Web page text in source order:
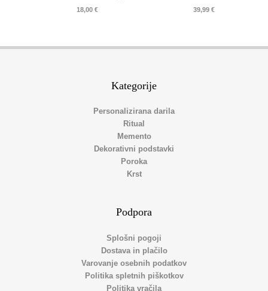
18,00 € 39,99 €
Kategorije
Personalizirana darila
Ritual
Memento
Dekorativni podstavki
Poroka
Krst
Podpora
Splošni pogoji
Dostava in plačilo
Varovanje osebnih podatkov
Politika spletnih piškotkov
Politika vračila